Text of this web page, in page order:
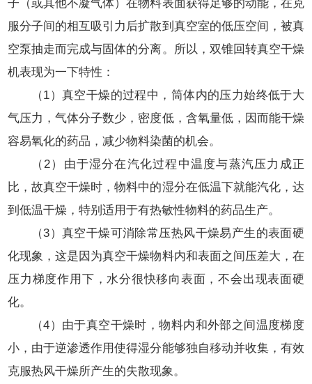
子（或其他不凝气体）在物料表面获得足够的动能，在克
服分子间的相互吸引力后扩散到真空室的低压空间，被真
空泵抽走而完成与固体的分离。所以，双锥回转真空干燥
机表现为一下特性：
（1）真空干燥的过程中，筒体内的压力始终低于大
气压力，气体分子数少，密度低，含氧量低，因而能干燥
容易氧化的药品，减少物料染菌的机会。
（2）由于湿分在汽化过程中温度与蒸汽压力成正
比，故真空干燥时，物料中的湿分在低温下就能汽化，达
到低温干燥，特别适用于有热敏性物料的药品生产。
（3）真空干燥可消除常压热风干燥易产生的表面硬
化现象，这是因为真空干燥物料内和表面之间压差大，在
压力梯度作用下，水分很快移向表面，不会出现表面硬
化。
（4）由于真空干燥时，物料内和外部之间温度梯度
小，由于逆渗透作用使得湿分能够独自移动并收集，有效
克服热风干燥所产生的失散现象。